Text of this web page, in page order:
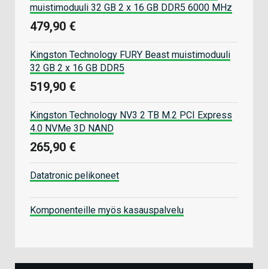
muistimoduuli 32 GB 2 x 16 GB DDR5 6000 MHz
479,90 €
Kingston Technology FURY Beast muistimoduuli
32 GB 2 x 16 GB DDR5
519,90 €
Kingston Technology NV3 2 TB M.2 PCI Express
4.0 NVMe 3D NAND
265,90 €
Datatronic pelikoneet
Komponenteille myös kasauspalvelu